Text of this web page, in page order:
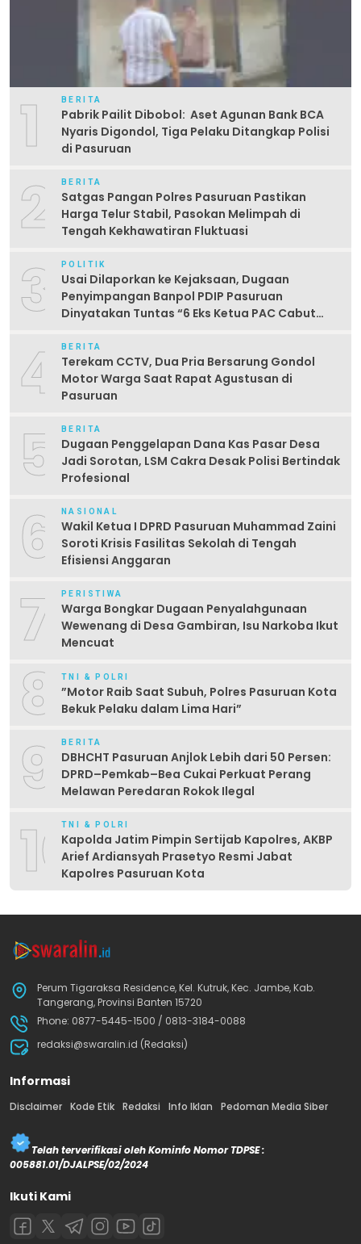
1 BERITA
Pabrik Pailit Dibobol: Aset Agunan Bank BCA
Nyaris Digondol, Tiga Pelaku Ditangkap Polisi
di Pasuruan
2 BERITA
Satgas Pangan Polres Pasuruan Pastikan
Harga Telur Stabil, Pasokan Melimpah di
Tengah Kekhawatiran Fluktuasi
3 POLITIK
Usai Dilaporkan ke Kejaksaan, Dugaan
Penyimpangan Banpol PDIP Pasuruan
Dinyatakan Tuntas “6 Eks Ketua PAC Cabut
4 BERITA
Terekam CCTV, Dua Pria Bersarung Gondol
Motor Warga Saat Rapat Agustusan di
Pasuruan
5 BERITA
Dugaan Penggelapan Dana Kas Pasar Desa
Jadi Sorotan, LSM Cakra Desak Polisi Bertindak
Profesional
6 NASIONAL
Wakil Ketua I DPRD Pasuruan Muhammad Zaini
Soroti Krisis Fasilitas Sekolah di Tengah
Efisiensi Anggaran
7 PERISTIWA
Warga Bongkar Dugaan Penyalahgunaan
Wewenang di Desa Gambiran, Isu Narkoba Ikut
Mencuat
8 TNI & POLRI
‎”Motor Raib Saat Subuh, Polres Pasuruan Kota
Bekuk Pelaku dalam Lima Hari” ‎
9 BERITA
DBHCHT Pasuruan Anjlok Lebih dari 50 Persen:
DPRD–Pemkab–Bea Cukai Perkuat Perang
Melawan Peredaran Rokok Ilegal
10TNI & POLRI
Kapolda Jatim Pimpin Sertijab Kapolres, AKBP
Arief Ardiansyah Prasetyo Resmi Jabat
Kapolres Pasuruan Kota
Perum Tigaraksa Residence, Kel. Kutruk, Kec. Jambe, Kab.
Tangerang, Provinsi Banten 15720
Phone: 0877-5445-1500 / 0813-3184-0088
redaksi@swaralin.id (Redaksi)
Informasi
Disclaimer Kode Etik Redaksi Info Iklan Pedoman Media Siber
Telah terverifikasi oleh Kominfo Nomor TDPSE :
005881.01/DJALPSE/02/2024
Ikuti Kami